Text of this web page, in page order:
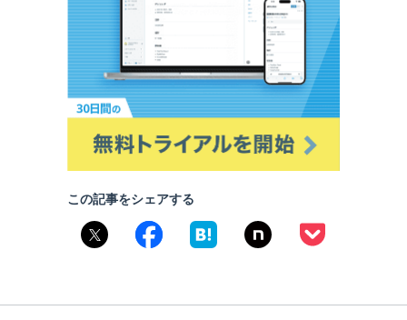
この記事をシェアする